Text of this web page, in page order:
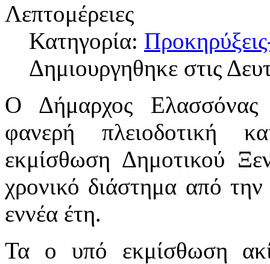
Λεπτομέρειες
Κατηγορία:
Δημιουργηθηκε στις
Ο Δήμαρχος Ελασσόνας
φανερή πλειοδοτική
εκμίσθωση Δημοτικού
χρονικό διάστημα από
εννέα έτη.
Τα ο υπό εκμίσθωση